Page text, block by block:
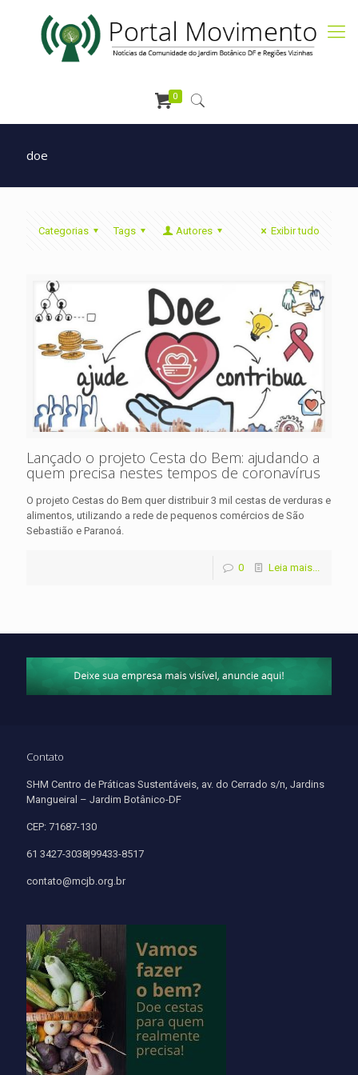
0
doe
Categorias Tags Autores Exibir tudo
Lançado o projeto Cesta do Bem: ajudando a
quem precisa nestes tempos de coronavírus
O projeto Cestas do Bem quer distribuir 3 mil cestas de verduras e
alimentos, utilizando a rede de pequenos comércios de São
Sebastião e Paranoá.
0 Leia mais...
Contato
SHM Centro de Práticas Sustentáveis, av. do Cerrado s/n, Jardins
Mangueiral – Jardim Botânico-DF
CEP: 71687-130
61 3427-3038|99433-8517
contato@mcjb.org.br